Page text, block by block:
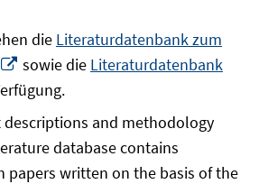
die Literaturdatenbank zum
In
neuem
Fenster
öffnen
sowie die Literaturdatenbank
and methodology
database contains
papers written on the basis of the